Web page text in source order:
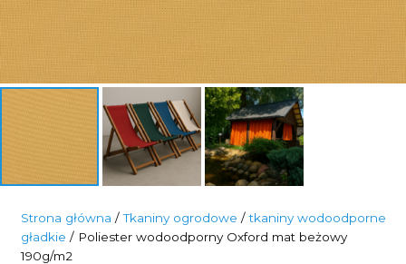
Strona główna /Tkaniny ogrodowe /tkaniny wodoodporne
gładkie / Poliester wodoodporny Oxford mat beżowy
190g/m2